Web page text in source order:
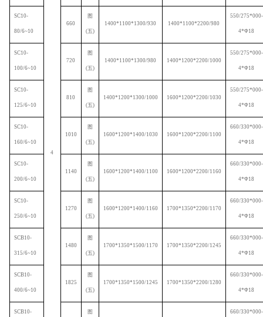
4
SC10-
80/6~10
660
图
(五)
1400*1100*1300/930 1400*1100*2200/980
550/275*000-
4*Φ18
SC10-
100/6~10
720
图
(五)
1400*1100*1300/980 1400*1200*2200/1000
550/275*000-
4*Φ18
SC10-
125/6~10
810
图
(五)
1400*1200*1300/1000 1600*1200*2200/1030
550/275*000-
4*Φ18
SC10-
160/6~10
1010
图
(五)
1600*1200*1400/1030 1600*1200*2200/1100
660/330*000-
4*Φ18
SC10-
200/6~10
1140
图
(五)
1600*1200*1400/1100 1600*1200*2200/1160
660/330*000-
4*Φ18
SC10-
250/6~10
1270
图
(五)
1600*1200*1400/1160 1700*1350*2200/1170
660/330*000-
4*Φ18
SCB10-
315/6~10
1480
图
(五)
1700*1350*1500/1170 1700*1350*2200/1245
660/330*000-
4*Φ18
SCB10-
400/6~10
1825
图
(五)
1700*1350*1500/1245 1700*1350*2200/1280
660/330*000-
4*Φ18
SCB10-
图
660/330*000-